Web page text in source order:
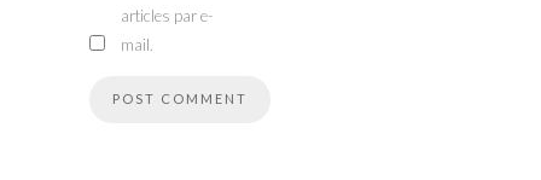
articles par e-
mail.